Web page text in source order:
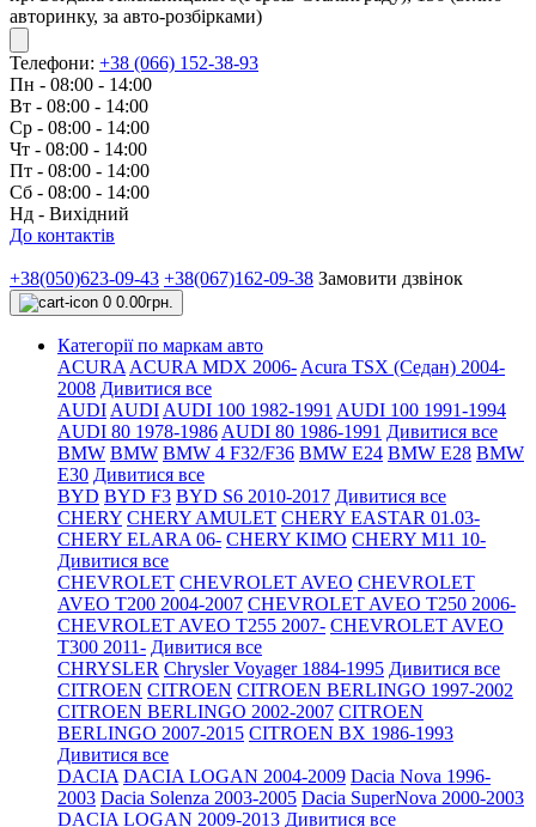
авторинку, за авто-розбірками)
Телефони: +38 (066) 152-38-93
Пн - 08:00 - 14:00
Вт - 08:00 - 14:00
Ср - 08:00 - 14:00
Чт - 08:00 - 14:00
Пт - 08:00 - 14:00
Сб - 08:00 - 14:00
Нд - Вихідний
До контактів
+38(050)623-09-43 +38(067)162-09-38 Замовити дзвінок
0 0.00грн.
Категорії по маркам авто
ACURA ACURA MDX 2006- Acura TSX (Седан) 2004-
2008 Дивитися все
AUDI AUDI AUDI 100 1982-1991 AUDI 100 1991-1994
AUDI 80 1978-1986 AUDI 80 1986-1991 Дивитися все
BMW BMW BMW 4 F32/F36 BMW E24 BMW E28 BMW
E30 Дивитися все
BYD BYD F3 BYD S6 2010-2017 Дивитися все
CHERY CHERY AMULET CHERY EASTAR 01.03-
CHERY ELARA 06- CHERY KIMO CHERY M11 10-
Дивитися все
CHEVROLET CHEVROLET AVEO CHEVROLET
AVEO Т200 2004-2007 CHEVROLET AVEO Т250 2006-
CHEVROLET AVEO Т255 2007- CHEVROLET AVEO
Т300 2011- Дивитися все
CHRYSLER Chrysler Voyager 1884-1995 Дивитися все
CITROEN CITROEN CITROEN BERLINGO 1997-2002
CITROEN BERLINGO 2002-2007 CITROEN
BERLINGO 2007-2015 CITROEN BX 1986-1993
Дивитися все
DACIA DACIA LOGAN 2004-2009 Dacia Nova 1996-
2003 Dacia Solenza 2003-2005 Dacia SuperNova 2000-2003
DACIA LOGAN 2009-2013 Дивитися все